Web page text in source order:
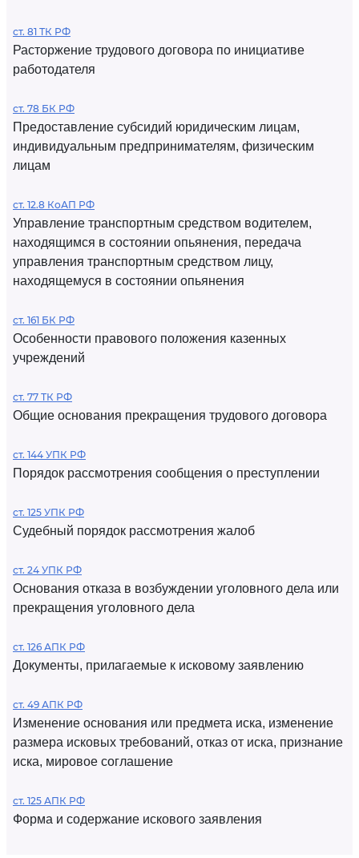
ст. 81 ТК РФ
Расторжение трудового договора по инициативе
работодателя
ст. 78 БК РФ
Предоставление субсидий юридическим лицам,
индивидуальным предпринимателям, физическим
лицам
ст. 12.8 КоАП РФ
Управление транспортным средством водителем,
находящимся в состоянии опьянения, передача
управления транспортным средством лицу,
находящемуся в состоянии опьянения
ст. 161 БК РФ
Особенности правового положения казенных
учреждений
ст. 77 ТК РФ
Общие основания прекращения трудового договора
ст. 144 УПК РФ
Порядок рассмотрения сообщения о преступлении
ст. 125 УПК РФ
Судебный порядок рассмотрения жалоб
ст. 24 УПК РФ
Основания отказа в возбуждении уголовного дела или
прекращения уголовного дела
ст. 126 АПК РФ
Документы, прилагаемые к исковому заявлению
ст. 49 АПК РФ
Изменение основания или предмета иска, изменение
размера исковых требований, отказ от иска, признание
иска, мировое соглашение
ст. 125 АПК РФ
Форма и содержание искового заявления